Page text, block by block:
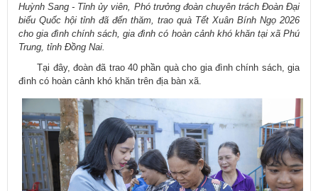
Huỳnh Sang - Tỉnh ủy viên, Phó trưởng đoàn chuyên trách Đoàn Đại
biểu Quốc hội tỉnh đã đến thăm, trao quà Tết Xuân Bính Ngọ 2026
cho gia đình chính sách, gia đình có hoàn cảnh khó khăn tại xã Phú
Trung, tỉnh Đồng Nai.
Tại đây, đoàn đã trao 40 phần quà cho gia đình chính sách, gia
đình có hoàn cảnh khó khăn trên địa bàn xã.